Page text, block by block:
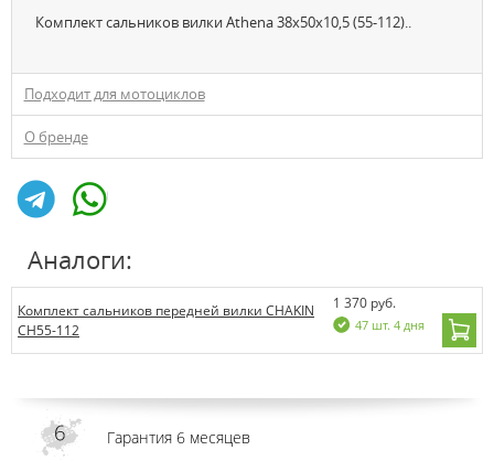
Комплект сальников вилки Athena 38x50x10,5 (55-112)..
Подходит для мотоциклов
О бренде
Аналоги:
Комплект сальников передней вилки CHAKIN
CH55-112
1 370 руб.
47 шт. 4 дня
Гарантия 6 месяцев